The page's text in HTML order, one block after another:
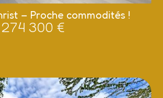
– Proche commodités !
274 300 €